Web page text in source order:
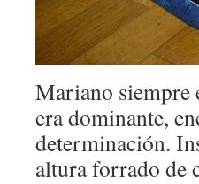
Mariano siempre
era dominante,
determinación.
altura forrado de